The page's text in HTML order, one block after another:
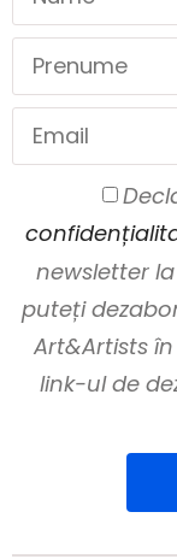
newsletter
puteți
Art&Artists
link-ul de